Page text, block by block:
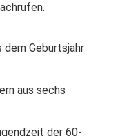
Geburtsjahr
aus sechs
der 60-